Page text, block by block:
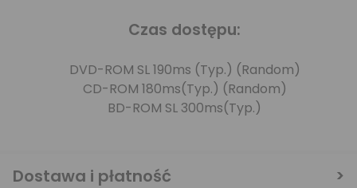
Czas dostępu:
DVD-ROM SL 190ms (Typ.) (Random)
CD-ROM 180ms(Typ.) (Random)
BD-ROM SL 300ms(Typ.)
Dostawa i płatność